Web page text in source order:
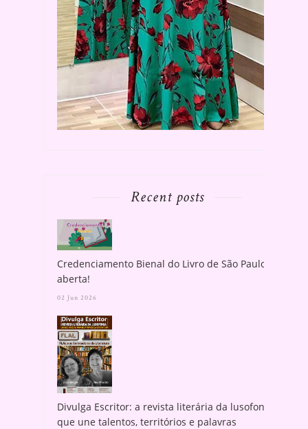
Recent posts
Credenciamento Bienal do Livro de São Paulo
aberta!
02 Jun 2026
Divulga Escritor: a revista literária da lusofonia
que une talentos, territórios e palavras